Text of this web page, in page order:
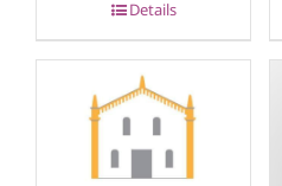
Details